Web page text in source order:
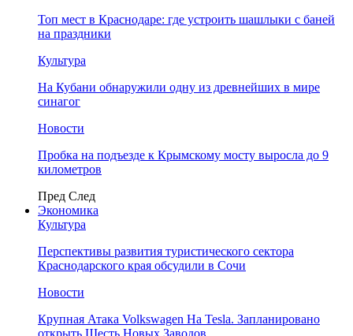
Топ мест в Краснодаре: где устроить шашлыки с баней
на праздники
Культура
На Кубани обнаружили одну из древнейших в мире
синагог
Новости
Пробка на подъезде к Крымскому мосту выросла до 9
километров
Пред След
Экономика
Культура
Перспективы развития туристического сектора
Краснодарского края обсудили в Сочи
Новости
Крупная Атака Volkswagen На Tesla. Запланировано
открыть Шесть Новых Заводов